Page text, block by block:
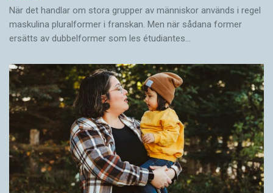
När det handlar om stora grupper av människor används i regel
maskulina pluralformer i franskan. Men när sådana ­former
ersätts av dubbel­former som les étudiantes…